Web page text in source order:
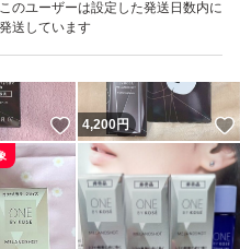
このユーザーは設定した発送日数内に
発送しています
いいね！
4,200円